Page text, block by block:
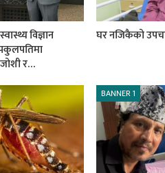
विज्ञान
र…
घर नजिकैको
BANNER 1